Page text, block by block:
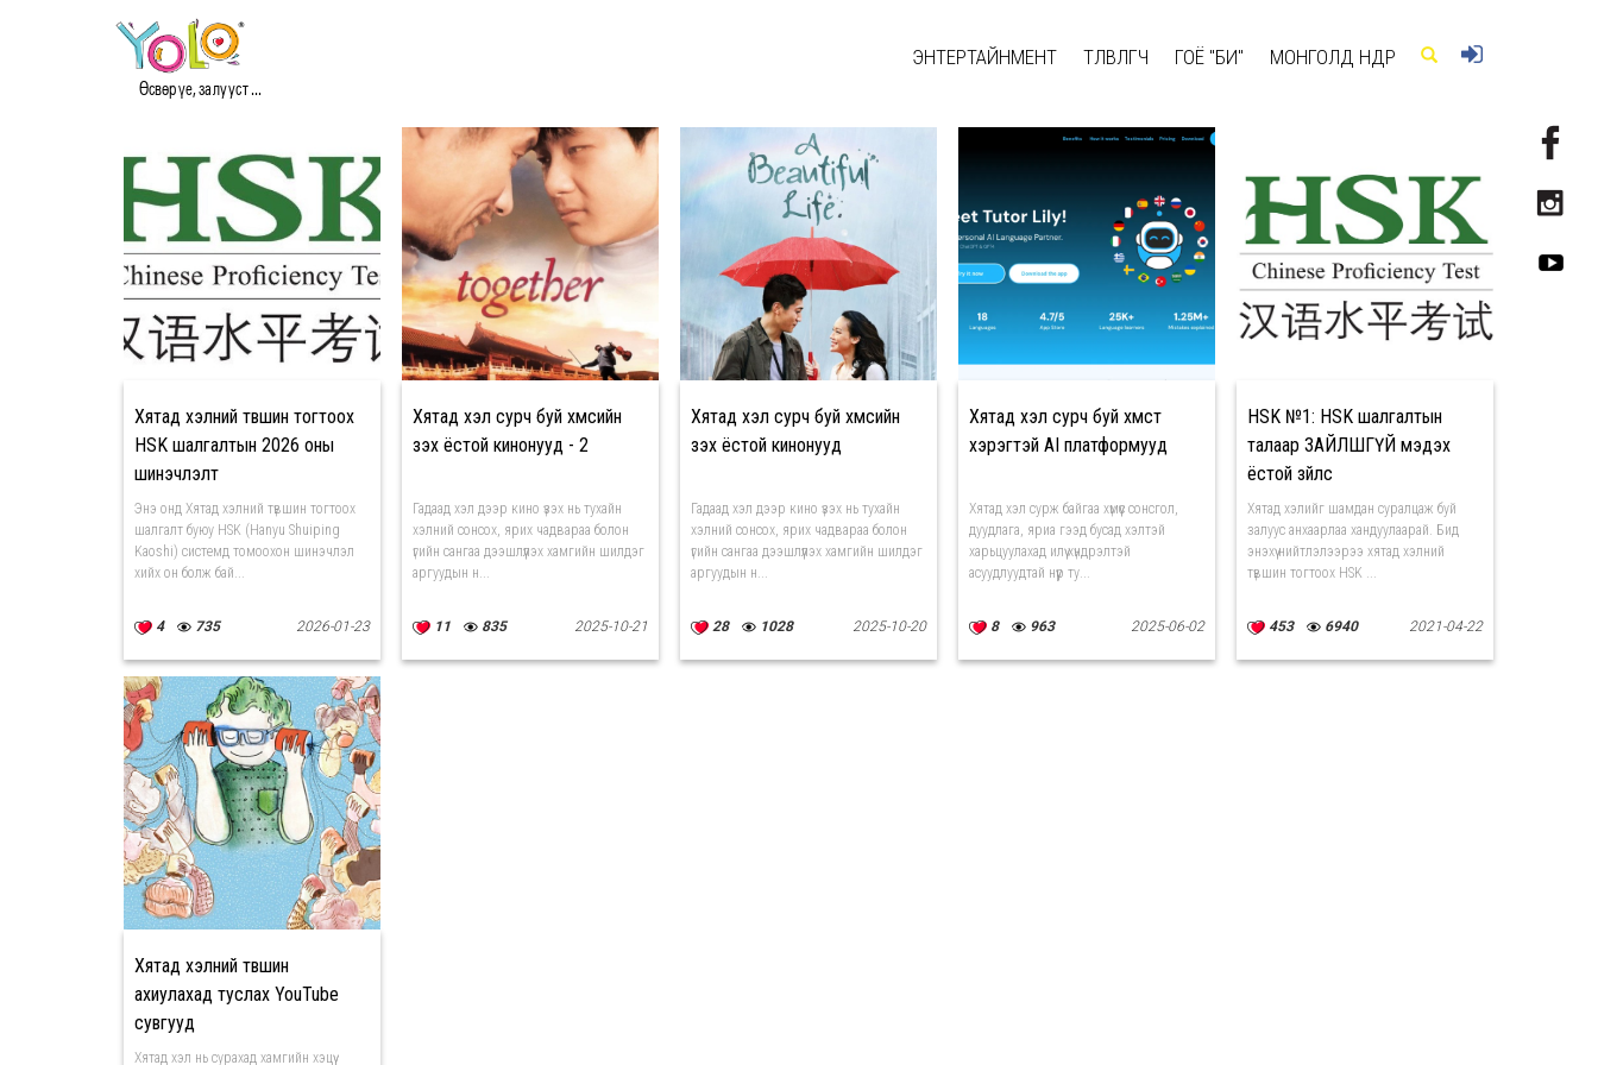
Өсвөр үе, залууст ...
ЭНТЕРТАЙНМЕНТ ТӨЛӨВЛӨГЧ ГОЁ "БИ" МОНГОЛД ӨНӨӨДӨР
#ХЯТАД ХЭЛ МЭДЭЭ
Хятад хэлний түвшин тогтоох
HSK шалгалтын 2026 оны
шинэчлэлт
Энэ онд Хятад хэлний түвшин тогтоох
шалгалт буюу HSK (Hanyu Shuiping
Kaoshi) системд томоохон шинэчлэл
хийх он болж бай...
4 735 2026-01-23
Хятад хэл сурч буй хүмүүсийн
үзэх ёстой кинонууд - 2
Гадаад хэл дээр кино үзэх нь тухайн
хэлний сонсох, ярих чадвараа болон
үгийн сангаа дээшлүүлэх хамгийн шилдэг
аргуудын н...
11 835 2025-10-21
Хятад хэл сурч буй хүмүүсийн
үзэх ёстой кинонууд
Гадаад хэл дээр кино үзэх нь тухайн
хэлний сонсох, ярих чадвараа болон
үгийн сангаа дээшлүүлэх хамгийн шилдэг
аргуудын н...
28 1028 2025-10-20
Хятад хэл сурч буй хүмүүст
хэрэгтэй AI платформууд
Хятад хэл сурж байгаа хүмүүс сонсгол,
дуудлага, яриа гээд бусад хэлтэй
харьцуулахад илүү хүндрэлтэй
асуудлуудтай нүүр ту...
8 963 2025-06-02
HSK №1: HSK шалгалтын
талаар ЗАЙЛШГҮЙ мэдэх
ёстой зүйлс
Хятад хэлийг шамдан суралцаж буй
залуус анхаарлаа хандуулаарай. Бид
энэхүү нийтлэлээрээ хятад хэлний
түвшин тогтоох HSK ...
453 6940 2021-04-22
Хятад хэлний түвшин
ахиулахад туслах YouTube
сувгууд
Хятад хэл нь сурахад хамгийн хэцүү